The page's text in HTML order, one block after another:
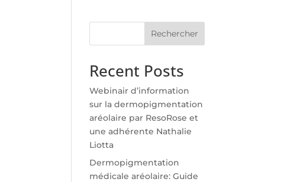
Rechercher
Recent Posts
Webinair d’information
sur la dermopigmentation
aréolaire par ResoRose et
une adhérente Nathalie
Liotta
Dermopigmentation
médicale aréolaire: Guide